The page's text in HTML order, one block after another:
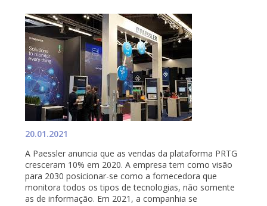
20.01.2021
A Paessler anuncia que as vendas da plataforma PRTG
cresceram 10% em 2020. A empresa tem como visão
para 2030 posicionar-se como a fornecedora que
monitora todos os tipos de tecnologias, não somente
as de informação. Em 2021, a companhia se